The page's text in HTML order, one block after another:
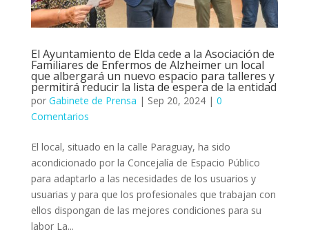
El Ayuntamiento de Elda cede a la Asociación de
Familiares de Enfermos de Alzheimer un local
que albergará un nuevo espacio para talleres y
permitirá reducir la lista de espera de la entidad
por Gabinete de Prensa | Sep 20, 2024| 0
Comentarios
El local, situado en la calle Paraguay, ha sido
acondicionado por la Concejalía de Espacio Público
para adaptarlo a las necesidades de los usuarios y
usuarias y para que los profesionales que trabajan con
ellos dispongan de las mejores condiciones para su
labor La...